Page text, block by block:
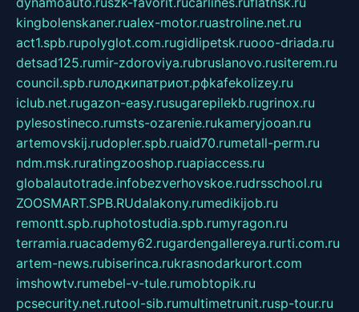
kingbolenskaner.rualex-motor.ruastroline.net.ru
act1.spb.rupolyglot.com.rugidlipetsk.ruooo-driada.ru
detsad125.rumir-zdoroviya.rubruslanovo.rusiterem.ru
council.spb.ruлодкипатриот.рфkafekolizey.ru
iclub.net.rugazon-easy.rusugarepilekb.rugrinox.ru
pylesostineco.rumsts-ozarenie.rukameryjooan.ru
artemovskij.rudopler.spb.ruaid70.rumetall-perm.ru
ndm.msk.ruratingzooshop.ruapiaccess.ru
globalautotrade.infobezverhovskoe.rudrsschool.ru
ZOOSMART.SPB.RUdalakony.rumedikijob.ru
remontt.spb.ruphotostudia.spb.rumyragon.ru
terramia.ruacademy62.rugardengallereya.rurti.com.ru
artem-news.rubiserinca.rukrasnodarkurort.com
imshowtv.rumebel-v-tule.rumobtopik.ru
pcsecurity.net.rutool-sib.rumultimetrunit.rusp-tour.ru